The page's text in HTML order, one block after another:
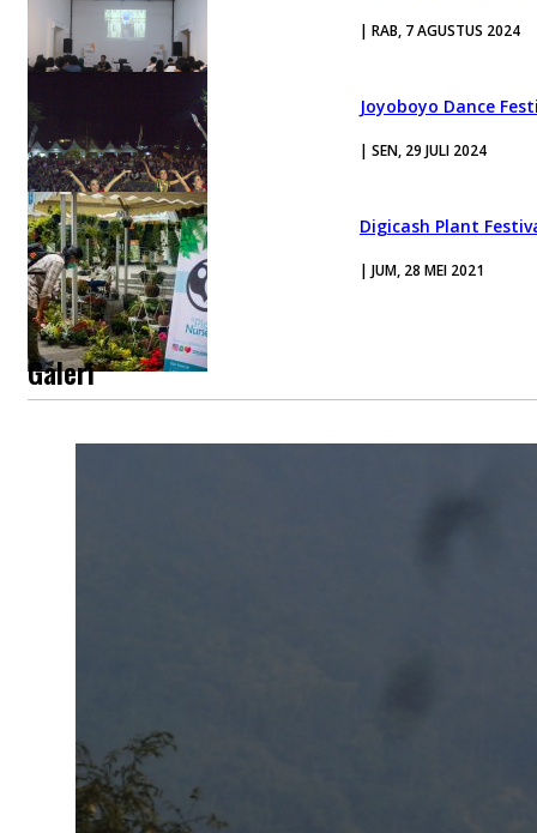
| RAB, 7 AGUSTUS 2024
Joyoboyo Dance
| SEN, 29 JULI 2024
Digicash Plant
| JUM, 28 MEI 2021
Galeri